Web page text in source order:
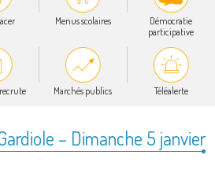
Menus scolaires
Démocratie
participative
Marchés publics Téléalerte
– Dimanche 5 janvier